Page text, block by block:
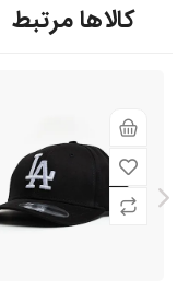
کالاها مرتبط